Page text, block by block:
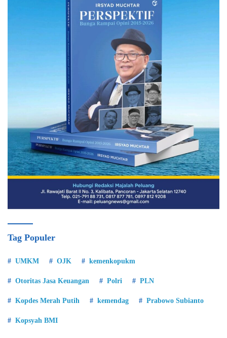
Tag Populer
UMKM OJK kemenkopukm
Otoritas Jasa Keuangan Polri PLN
Kopdes Merah Putih kemendag Prabowo Subianto
Kopsyah BMI